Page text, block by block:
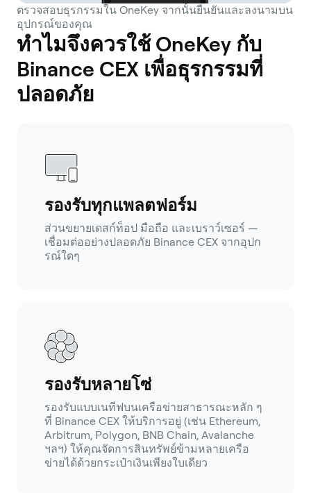
ตรวจสอบธุรกรรมใน OneKey จากนั้นยืนยันและลงนามบน
อุปกรณ์ของคุณ
ทำไมจึงควรใช้ OneKey กับ
Binance CEX เพื่อธุรกรรมที่
ปลอดภัย
รองรับทุกแพลตฟอร์ม
ส่วนขยายเดสก์ท็อป มือถือ และเบราว์เซอร์ —
เชื่อมต่ออย่างปลอดภัย Binance CEX จากอุปก
รณ์ใดๆ
รองรับหลายโซ่
รองรับแบบเนทีฟบนเครือข่ายสาธารณะหลัก ๆ
ที่ Binance CEX ให้บริการอยู่ (เช่น Ethereum,
Arbitrum, Polygon, BNB Chain, Avalanche
ฯลฯ) ให้คุณจัดการสินทรัพย์ข้ามหลายเครือ
ข่ายได้ด้วยกระเป๋าเงินเพียงใบเดียว